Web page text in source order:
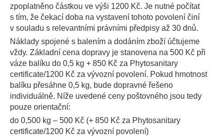
zpoplatněno částkou ve výši 1200 Kč. Je nutné počítat
s tím, že čekací doba na vystavení tohoto povolení činí
v souladu s relevantními právními předpisy až 30 dnů.
Náklady spojené s balením a dodáním zboží účtujeme
vždy. Základní cena dopravy je stanovena na 500 Kč při
váze balíku do 0,5 kg + 850 Kč za Phytosanitary
certificate/1200 Kč za vývozní povolení. Pokud hmotnost
balíku přesáhne 0,5 kg, bude dopravné řešeno
individuálně. Níže uvedené ceny poštovného jsou tedy
pouze orientační:
do 0,500 kg – 500 Kč (+ 850 Kč za Phytosanitary
certificate/1200 Kč za vývozní povolení)